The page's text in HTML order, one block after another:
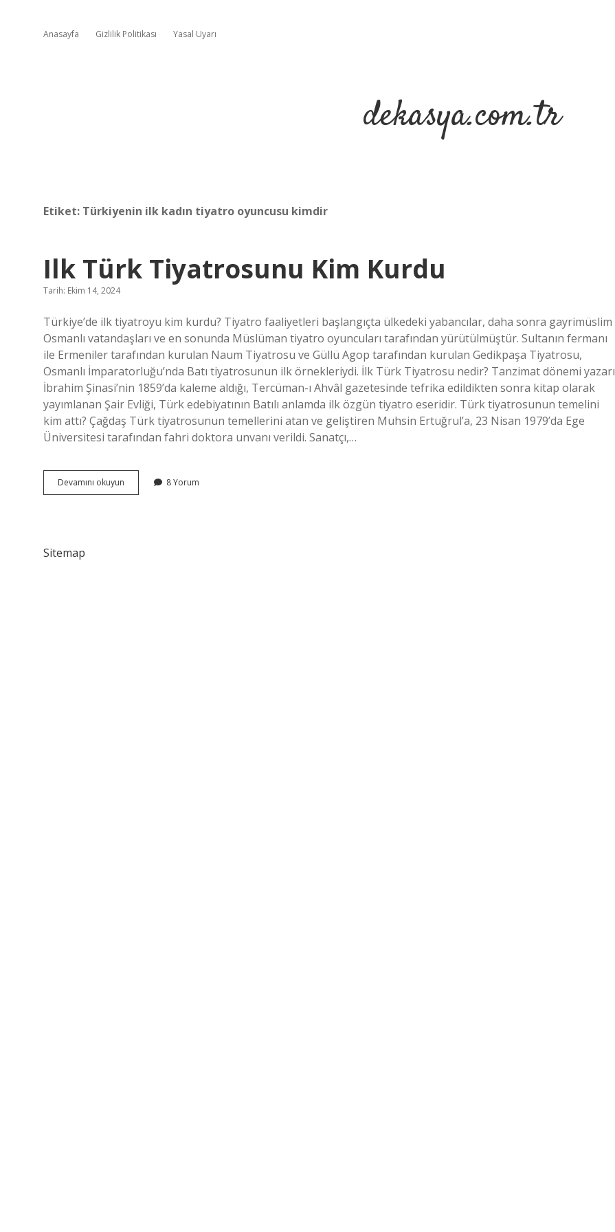
Anasayfa Gizlilik Politikası Yasal Uyarı
dekasya.com.tr
Etiket: Türkiyenin ilk kadın tiyatro oyuncusu kimdir
Ilk Türk Tiyatrosunu Kim Kurdu
Tarih: Ekim 14, 2024
Türkiye’de ilk tiyatroyu kim kurdu? Tiyatro faaliyetleri başlangıçta ülkedeki yabancılar, daha sonra gayrimüslim
Osmanlı vatandaşları ve en sonunda Müslüman tiyatro oyuncuları tarafından yürütülmüştür. Sultanın fermanı
ile Ermeniler tarafından kurulan Naum Tiyatrosu ve Güllü Agop tarafından kurulan Gedikpaşa Tiyatrosu,
Osmanlı İmparatorluğu’nda Batı tiyatrosunun ilk örnekleriydi. İlk Türk Tiyatrosu nedir? Tanzimat dönemi yazarı
İbrahim Şinasi’nin 1859’da kaleme aldığı, Tercüman-ı Ahvâl gazetesinde tefrika edildikten sonra kitap olarak
yayımlanan Şair Evliği, Türk edebiyatının Batılı anlamda ilk özgün tiyatro eseridir. Türk tiyatrosunun temelini
kim attı? Çağdaş Türk tiyatrosunun temellerini atan ve geliştiren Muhsin Ertuğrul’a, 23 Nisan 1979’da Ege
Üniversitesi tarafından fahri doktora unvanı verildi. Sanatçı,…
Devamını okuyun
Türk
8 Yorum
Sitemap